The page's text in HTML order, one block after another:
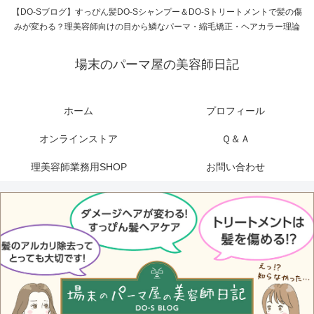
【DO-Sブログ】すっぴん髪DO-Sシャンプー＆DO-Sトリートメントで髪の傷
みが変わる？理美容師向けの目から鱗なパーマ・縮毛矯正・ヘアカラー理論
場末のパーマ屋の美容師日記
ホーム プロフィール
オンラインストア Ｑ＆Ａ
理美容師業務用SHOP お問い合わせ